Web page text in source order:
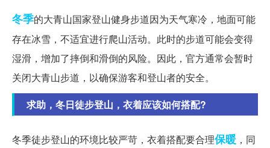
冬季的大青山国家登山健身步道因为天气寒冷，地面可能
存在冰雪，不适宜进行爬山活动。此时的步道可能会变得
湿滑，增加了摔倒和滑倒的风险。因此，官方通常会暂时
关闭大青山步道，以确保游客和登山者的安全。
求助，冬日徒步登山，衣着应该如何搭配?
冬季徒步登山的环境比较严苛，衣着搭配要合理保暖 ，同